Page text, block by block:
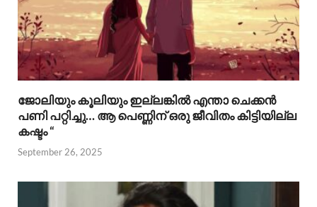
ജോലിയും കൂലിയും ഇല്ലങ്കിൽ എന്താ ചെക്കൻ
പണി പറ്റിച്ചു… ആ പെണ്ണിന് ഒരു ജീവിതം കിട്ടിയില്ല
കഷ്ടം “
September 26, 2025